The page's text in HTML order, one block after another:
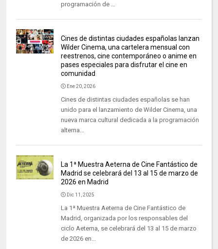
programación de ...
Cines de distintas ciudades españolas lanzan
Wilder Cinema, una cartelera mensual con
reestrenos, cine contemporáneo o anime en
pases especiales para disfrutar el cine en
comunidad
Ene 20, 2026
Cines de distintas ciudades españolas se han
unido para el lanzamiento de Wilder Cinema, una
nueva marca cultural dedicada a la programación
alterna...
La 1ª Muestra Aeterna de Cine Fantástico de
Madrid se celebrará del 13 al 15 de marzo de
2026 en Madrid
Dic 11, 2025
La 1ª Muestra Aeterna de Cine Fantástico de
Madrid, organizada por los responsables del
ciclo Aeterna, se celebrará del 13 al 15 de marzo
de 2026 en...